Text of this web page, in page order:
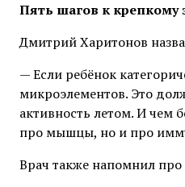
Пять шагов к крепкому
Дмитрий Харитонов
— Если ребёнок
микроэлементов. Это
активность летом. И чем
про мышцы, но и про
Врач также напомнил